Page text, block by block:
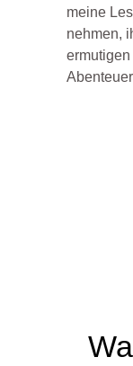
meine
nehmen,